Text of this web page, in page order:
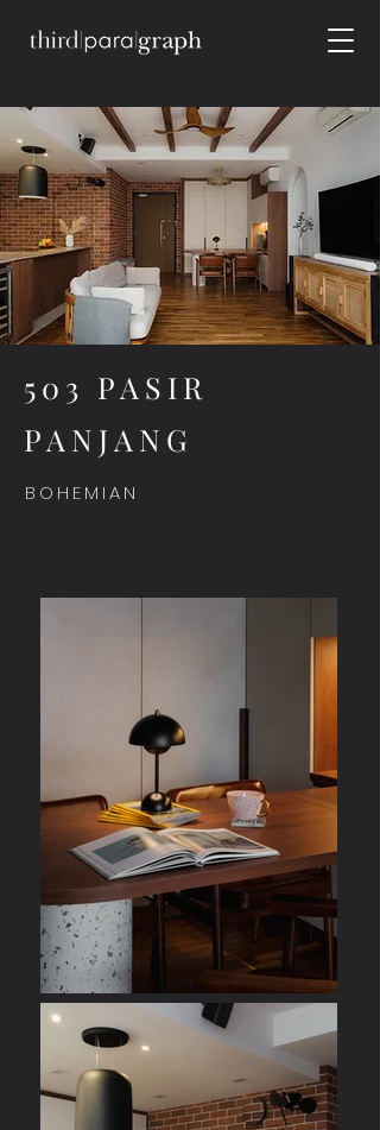
503 PASIR
PANJANG
BOHEMIAN